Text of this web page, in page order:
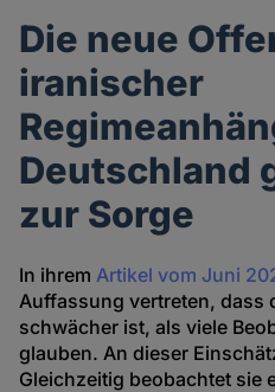
Die neue
iranischer
Deutschland
zur Sorge
In ihrem Artikel vom Juni
Auffassung vertreten, dass
schwächer ist, als viele
glauben. An dieser
Gleichzeitig beobachtet sie